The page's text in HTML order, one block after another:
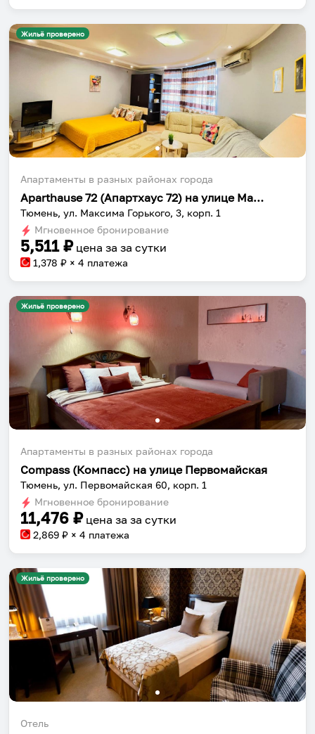
Жильё проверено
Апартаменты в разных районах города
Aparthause 72 (Апартхаус 72) на улице Максима Горького 3 корпус 1
Тюмень, ул. Максима Горького, 3, корп. 1
Мгновенное бронирование
5,511₽ цена за за сутки
1,378 ₽ × 4 платежа
Жильё проверено
Апартаменты в разных районах города
Compass (Компасс) на улице Первомайская
Тюмень, ул. Первомайская 60, корп. 1
Мгновенное бронирование
11,476 ₽ цена за за сутки
2,869 ₽ × 4 платежа
Жильё проверено
Отель